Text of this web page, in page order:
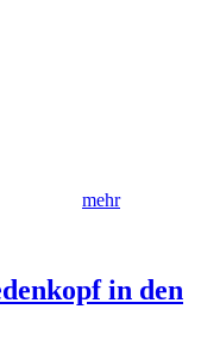
mehr
in den